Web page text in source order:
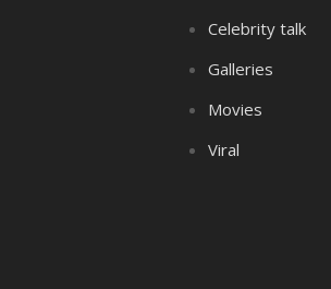
Celebrity talk
Galleries
Movies
Viral